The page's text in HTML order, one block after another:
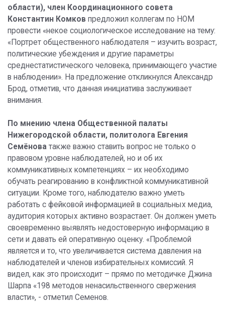
области), член Координационного совета
Константин Комков предложил коллегам по НОМ
провести «некое социологическое исследование на тему:
«Портрет общественного наблюдателя – изучить возраст,
политические убеждения и другие параметры
среднестатистического человека, принимающего участие
в наблюдении». На предложение откликнулся Александр
Брод, отметив, что данная инициатива заслуживает
внимания.
По мнению члена Общественной палаты
Нижегородской области, политолога Евгения
Семёнова также важно ставить вопрос не только о
правовом уровне наблюдателей, но и об их
коммуникативных компетенциях – их необходимо
обучать реагированию в конфликтной коммуникативной
ситуации. Кроме того, наблюдателю важно уметь
работать с фейковой информацией в социальных медиа,
аудитория которых активно возрастает. Он должен уметь
своевременно выявлять недостоверную информацию в
сети и давать ей оперативную оценку. «Проблемой
является и то, что увеличивается система давления на
наблюдателей и членов избирательных комиссий. Я
видел, как это происходит – прямо по методичке Джина
Шарпа «198 методов ненасильственного свержения
власти», - отметил Семенов.